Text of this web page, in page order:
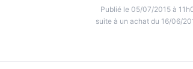
Publié le 05/07/2015 à
suite à un achat du 16/06/